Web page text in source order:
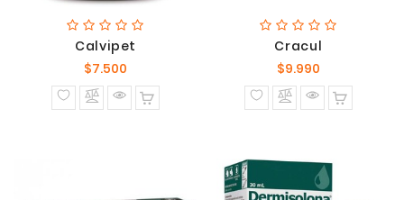
Calvipet
$7.500
normal
Cracul
$9.990
normal